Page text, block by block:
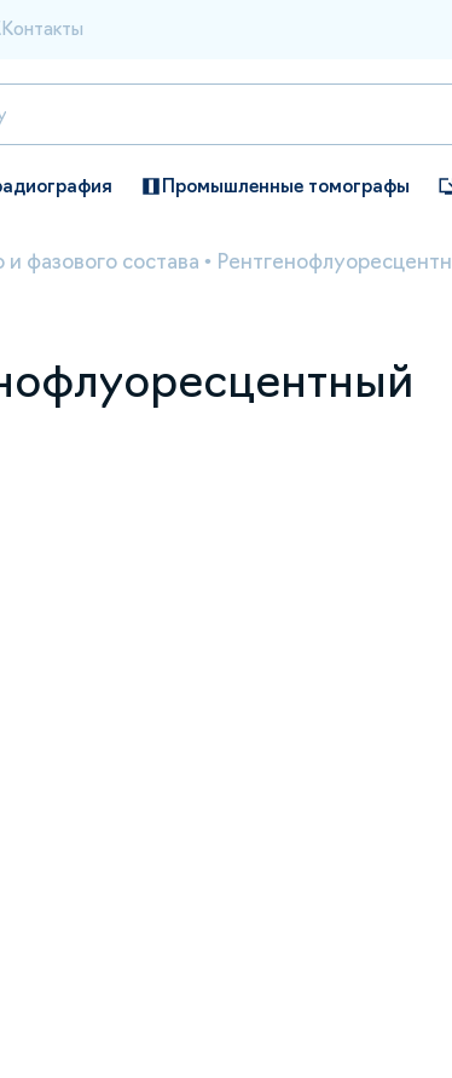
Контакты
Промышленные томографы
фазового состава •